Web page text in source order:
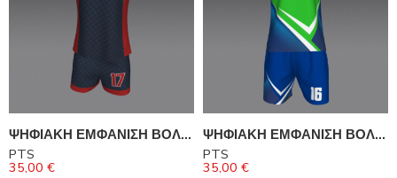
ΨΗΦΙΑΚΗ ΕΜΦΑΝΙΣΗ ΒΟΛΛΕΥ
PTS
35,00 €
ΨΗΦΙΑΚΗ ΕΜΦΑΝΙΣΗ ΒΟΛΛΕΥ
PTS
35,00 €